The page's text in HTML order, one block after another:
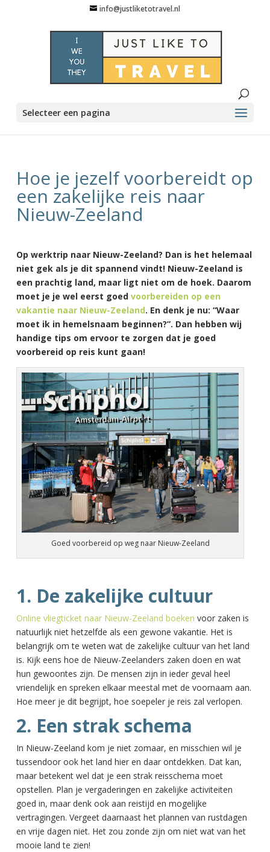
info@justliketotravel.nl
Selecteer een pagina
Hoe je jezelf voorbereidt op
een zakelijke reis naar
Nieuw-Zeeland
Op werktrip naar Nieuw-Zeeland? Dan is het helemaal
niet gek als je dit spannend vindt! Nieuw-Zeeland is
een prachtig land, maar ligt niet om de hoek. Daarom
moet je je wel eerst goed voorbereiden op een
vakantie naar Nieuw-Zeeland. En denk je nu: “Waar
moet ik in hemelsnaam beginnen?”. Dan hebben wij
handige tips om ervoor te zorgen dat je goed
voorbereid op reis kunt gaan!
Goed voorbereid op weg naar Nieuw-Zeeland
1. De zakelijke cultuur
Online vliegticket naar Nieuw-Zeeland boeken voor zaken is
natuurlijk niet hetzelfde als een gewone vakantie. Het is
belangrijk om te weten wat de zakelijke cultuur van het land
is. Kijk eens hoe de Nieuw-Zeelanders zaken doen en wat
hun gewoontes zijn. De mensen zijn in ieder geval heel
vriendelijk en spreken elkaar meestal met de voornaam aan.
Hoe meer je dit begrijpt, hoe soepeler je reis zal verlopen.
2. Een strak schema
In Nieuw-Zeeland kom je niet zomaar, en misschien wil je
tussendoor ook het land hier en daar ontdekken. Dat kan,
maar betekent wel dat je een strak reisschema moet
opstellen. Plan je vergaderingen en zakelijke activiteiten
goed in, maar denk ook aan reistijd en mogelijke
vertragingen. Vergeet daarnaast het plannen van rustdagen
en vrije dagen niet. Het zou zonde zijn om niet wat van het
mooie land te zien!